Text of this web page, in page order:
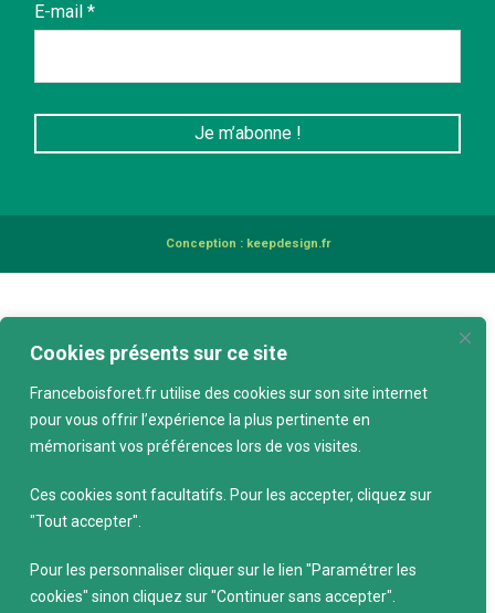
Cookies présents sur ce site
Franceboisforet.fr utilise des cookies sur son site internet
pour vous offrir l’expérience la plus pertinente en
mémorisant vos préférences lors de vos visites.
Ces cookies sont facultatifs. Pour les accepter, cliquez sur
"Tout accepter".
Pour les personnaliser cliquer sur le lien "Paramétrer les
cookies" sinon cliquez sur "Continuer sans accepter".
E-mail *
Conception : keepdesign.fr